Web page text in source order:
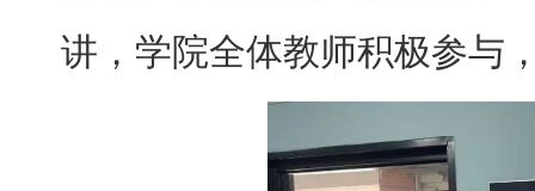
讲，学院全体教师积极参与